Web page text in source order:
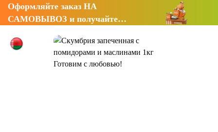
Оформляйте заказ НА
САМОВЫВОЗ и получайте